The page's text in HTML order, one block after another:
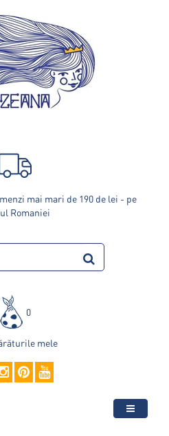
mai mari de 190 de lei - pe
Romaniei
0
mele